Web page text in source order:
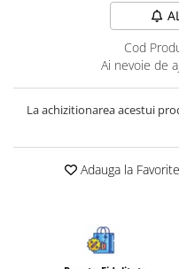
Bijuterii peridot
Bijuterii piatra soarelui
Bijuterii rodocrozit
Bijuterii safir
Bijuterii sidef si abalone
Cod
Ai nevoie de
La achizitionarea acestui
Adauga la Favorite